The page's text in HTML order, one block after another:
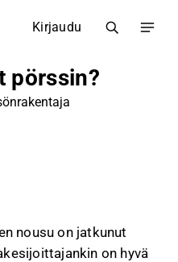
Kirjaudu
pörssin?
nousu on jatkunut
on hyvä